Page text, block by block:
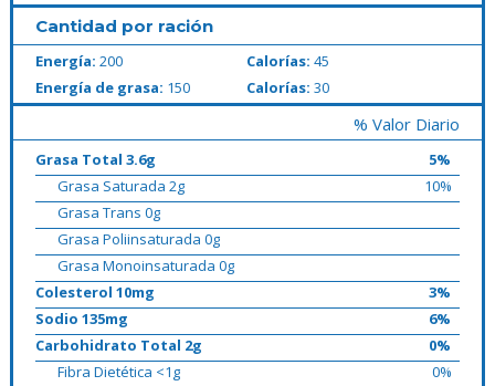
Cantidad por ración
Energía: 200 Calorías: 45
Energía de grasa: 150 Calorías: 30
% Valor Diario
Grasa Total 3.6g
5%
Grasa Saturada 2g
10%
Grasa Trans 0g
Grasa Poliinsaturada 0g
Grasa Monoinsaturada 0g
Colesterol 10mg
3%
Sodio 135mg
6%
Carbohidrato Total 2g
0%
Fibra Dietética <1g
0%